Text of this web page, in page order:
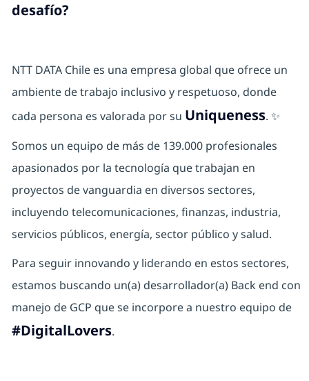
desafío?
NTT DATA Chile es una empresa global que ofrece un
ambiente de trabajo inclusivo y respetuoso, donde
cada persona es valorada por su Uniqueness. ✨
Somos un equipo de más de 139.000 profesionales
apasionados por la tecnología que trabajan en
proyectos de vanguardia en diversos sectores,
incluyendo telecomunicaciones, finanzas, industria,
servicios públicos, energía, sector público y salud.
Para seguir innovando y liderando en estos sectores,
estamos buscando un(a) desarrollador(a) Back end con
manejo de GCP que se incorpore a nuestro equipo de
#DigitalLovers.